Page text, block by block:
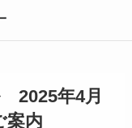
2025年4月
案内